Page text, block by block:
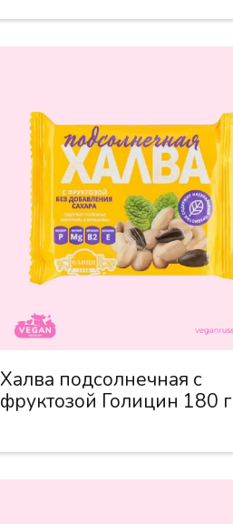
Халва подсолнечная с
фруктозой Голицин 180 г